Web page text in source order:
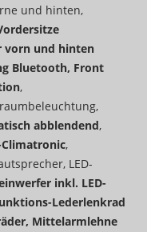
und hinten,
vorn und hinten
Bluetooth, Front
,
abblendend,
,
LED-
inkl. LED-
Lederlenkrad
Mittelarmlehne